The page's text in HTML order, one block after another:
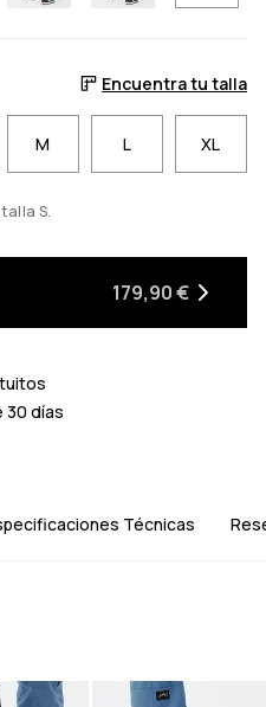
Encuentra tu talla
M L XL
S.
179,90 €
30 días
Técnicas